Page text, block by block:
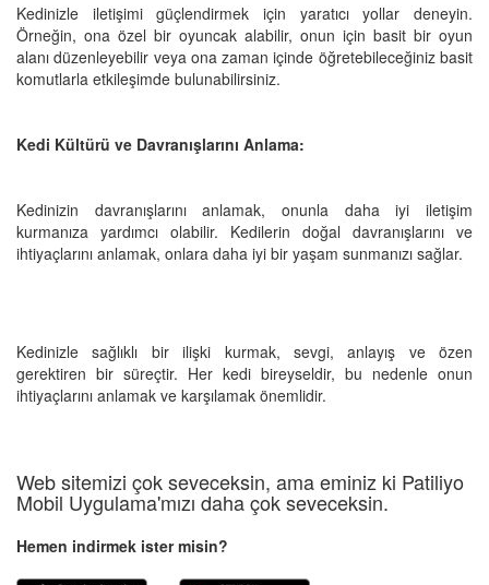
Kedinizle iletişimi güçlendirmek için yaratıcı yollar deneyin.
Örneğin, ona özel bir oyuncak alabilir, onun için basit bir oyun
alanı düzenleyebilir veya ona zaman içinde öğretebileceğiniz basit
komutlarla etkileşimde bulunabilirsiniz.
Kedi Kültürü ve Davranışlarını Anlama:
Kedinizin davranışlarını anlamak, onunla daha iyi iletişim
kurmanıza yardımcı olabilir. Kedilerin doğal davranışlarını ve
ihtiyaçlarını anlamak, onlara daha iyi bir yaşam sunmanızı sağlar.
Kedinizle sağlıklı bir ilişki kurmak, sevgi, anlayış ve özen
gerektiren bir süreçtir. Her kedi bireyseldir, bu nedenle onun
ihtiyaçlarını anlamak ve karşılamak önemlidir.
Web sitemizi çok seveceksin, ama eminiz ki Patiliyo
Mobil Uygulama'mızı daha çok seveceksin.
Hemen indirmek ister misin?